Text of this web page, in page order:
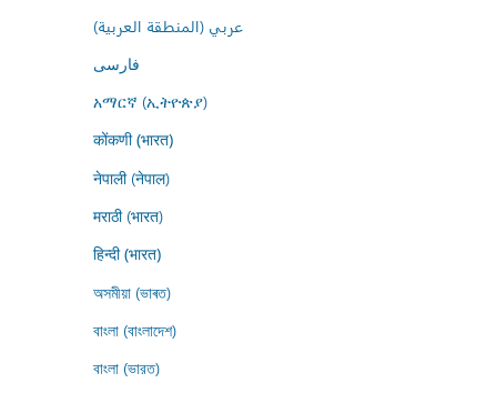
عربي (المنطقة العربية)
فارسى
አማርኛ (ኢትዮጵያ)
कोंकणी (भारत)
नेपाली (नेपाल)
मराठी (भारत)
हिन्दी (भारत)
অসমীয়া (ভাৰত)
বাংলা (বাংলাদেশ)
বাংলা (ভারত)